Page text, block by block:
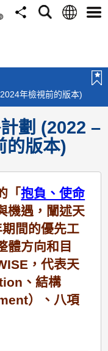
分
搜
語
選
年檢視前的版本)
劃 (2022 –
的版本)
「抱負、使命
機遇，闡述天
間的優先工
體方向和目
，代表天
、結構
）、八項